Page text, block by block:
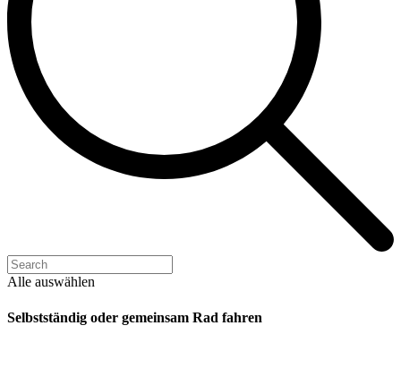
Alle auswählen
Selbstständig oder gemeinsam Rad fahren